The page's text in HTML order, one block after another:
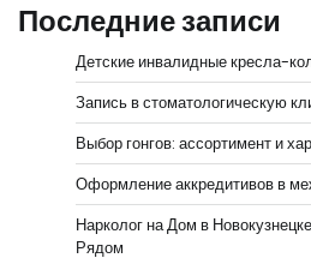
Последние записи
Детские инвалидные кресла-
Запись в стоматологическую
Выбор гонгов: ассортимент и
Оформление аккредитивов в
Нарколог на Дом в
Рядом